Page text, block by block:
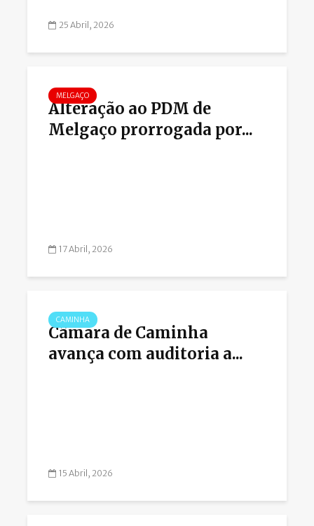
25 Abril, 2026
MELGAÇO
Alteração ao PDM de
Melgaço prorrogada por...
17 Abril, 2026
CAMINHA
Câmara de Caminha
avança com auditoria a...
15 Abril, 2026